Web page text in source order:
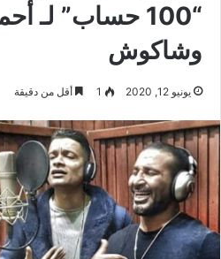
“100 حساب” لـ
وشاكوش
يونيو 12, 2020 1 أقل من دقيقة